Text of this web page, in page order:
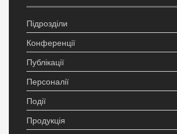
Підрозділи
Конференції
Публікації
Персоналії
Події
Продукція